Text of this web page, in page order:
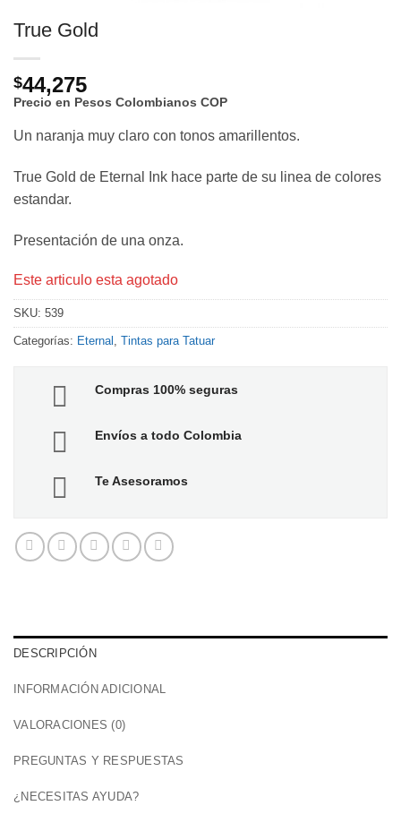
True Gold
$44,275
Precio en Pesos Colombianos COP
Un naranja muy claro con tonos amarillentos.
True Gold de Eternal Ink hace parte de su linea de colores
estandar.
Presentación de una onza.
Este articulo esta agotado
SKU: 539
Categorías: Eternal Tintas para Tatuar
Compras 100% seguras
Envíos a todo Colombia
Te Asesoramos
DESCRIPCIÓN
INFORMACIÓN ADICIONAL
VALORACIONES (0)
PREGUNTAS Y RESPUESTAS
¿NECESITAS AYUDA?